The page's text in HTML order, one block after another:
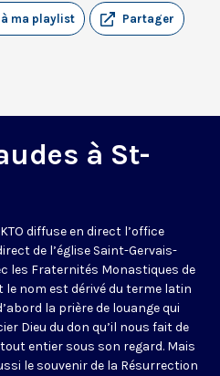
Partager
ma playlist
à St-
diffuse en direct l’office
de l’église Saint-Gervais-
les Fraternités Monastiques de
le nom est dérivé du terme latin
la prière de louange qui
Dieu du don qu’il nous fait de
entier sous son regard. Mais
le souvenir de la Résurrection